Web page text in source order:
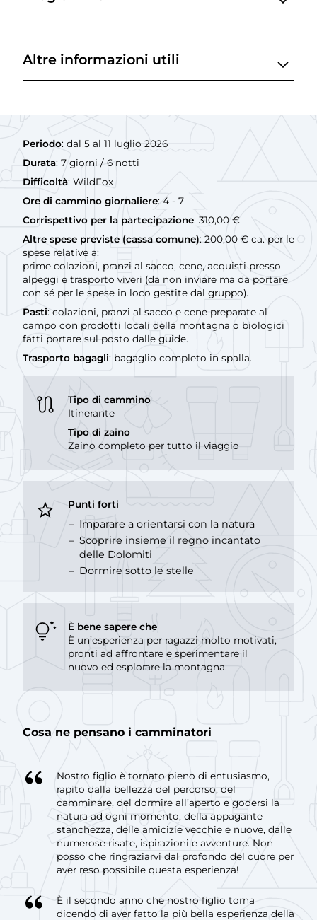
Altre informazioni utili
Periodo: dal 5 al 11 luglio 2026
Durata: 7 giorni / 6 notti
Difficoltà: WildFox
Ore di cammino giornaliere: 4 - 7
Corrispettivo per la partecipazione: 310,00 €
Altre spese previste (cassa comune): 200,00 € ca. per le
spese relative a:
prime colazioni, pranzi al sacco, cene, acquisti presso
alpeggi e trasporto viveri (da non inviare ma da portare
con sé per le spese in loco gestite dal gruppo).
Pasti: colazioni, pranzi al sacco e cene preparate al
campo con prodotti locali della montagna o biologici
fatti portare sul posto dalle guide.
Trasporto bagagli: bagaglio completo in spalla.
Tipo di cammino
Itinerante
Tipo di zaino
Zaino completo per tutto il viaggio
Punti forti
Imparare a orientarsi con la natura
Scoprire insieme il regno incantato
delle Dolomiti
Dormire sotto le stelle
È bene sapere che
È un’esperienza per ragazzi molto motivati,
pronti ad affrontare e sperimentare il
nuovo ed esplorare la montagna.
Cosa ne pensano i camminatori
Nostro figlio è tornato pieno di entusiasmo,
rapito dalla bellezza del percorso, del
camminare, del dormire all’aperto e godersi la
natura ad ogni momento, della appagante
stanchezza, delle amicizie vecchie e nuove, dalle
numerose risate, ispirazioni e avventure. Non
posso che ringraziarvi dal profondo del cuore per
aver reso possibile questa esperienza!
È il secondo anno che nostro figlio torna
dicendo di aver fatto la più bella esperienza della